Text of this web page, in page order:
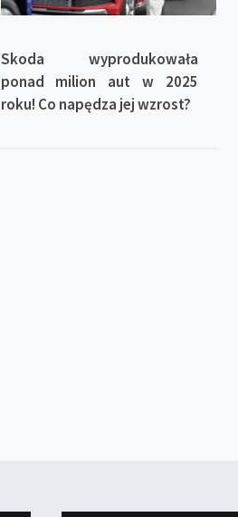
Skoda wyprodukowała
ponad milion aut w 2025
roku! Co napędza jej wzrost?